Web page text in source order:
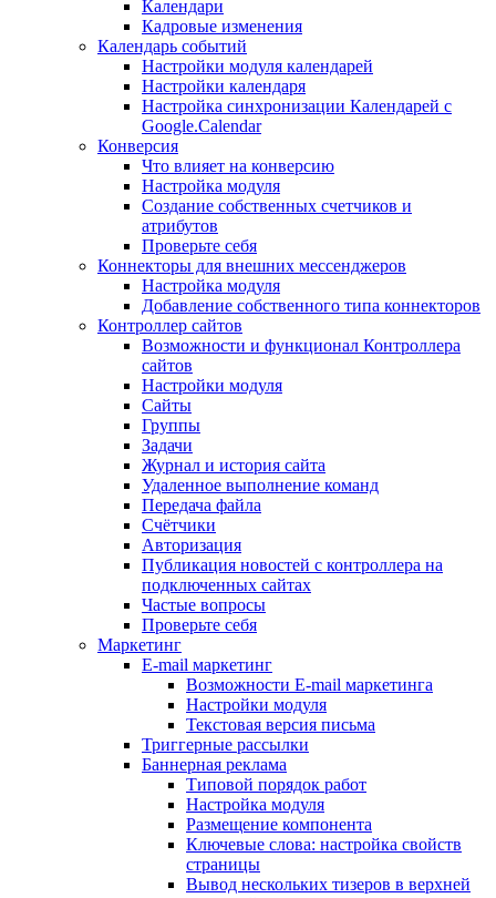
Календари
Кадровые изменения
Календарь событий
Настройки модуля календарей
Настройки календаря
Настройка синхронизации Календарей с
Google.Calendar
Конверсия
Что влияет на конверсию
Настройка модуля
Создание собственных счетчиков и
атрибутов
Проверьте себя
Коннекторы для внешних мессенджеров
Настройка модуля
Добавление собственного типа коннекторов
Контроллер сайтов
Возможности и функционал Контроллера
сайтов
Настройки модуля
Сайты
Группы
Задачи
Журнал и история сайта
Удаленное выполнение команд
Передача файла
Счётчики
Авторизация
Публикация новостей с контроллера на
подключенных сайтах
Частые вопросы
Проверьте себя
Маркетинг
E-mail маркетинг
Возможности E-mail маркетинга
Настройки модуля
Текстовая версия письма
Триггерные рассылки
Баннерная реклама
Типовой порядок работ
Настройка модуля
Размещение компонента
Ключевые слова: настройка свойств
страницы
Вывод нескольких тизеров в верхней